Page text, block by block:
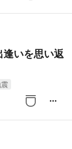
いを思い返
more_horiz